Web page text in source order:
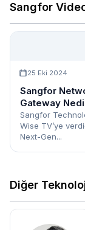
Sangfor
25 Eki 2024
Sangfor
Gateway
Sangfor
Wise TV’ye
Next-Gen...
Diğer